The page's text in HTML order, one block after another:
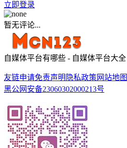
立即登录
暂无评论...
自媒体平台有哪些 - 自媒体平台大全
友链申请免责声明 隐私政策 网站地图
黑公网安备23060302000213号